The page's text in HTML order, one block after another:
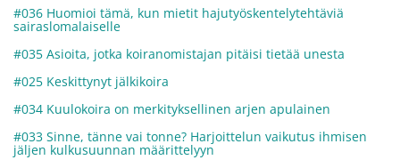
#036 Huomioi tämä, kun mietit hajutyöskentelytehtäviä
sairaslomalaiselle
#035 Asioita, jotka koiranomistajan pitäisi tietää unesta
#025 Keskittynyt jälkikoira
#034 Kuulokoira on merkityksellinen arjen apulainen
#033 Sinne, tänne vai tonne? Harjoittelun vaikutus ihmisen
jäljen kulkusuunnan määrittelyyn